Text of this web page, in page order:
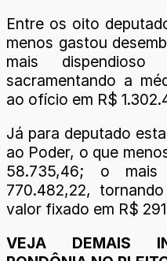
Entre os oito
menos gastou
mais dispendioso
sacramentando a
ao ofício em R$
Já para deputado
ao Poder, o que
58.735,46; o
770.482,22,
valor fixado em R$
VEJA DEMAIS